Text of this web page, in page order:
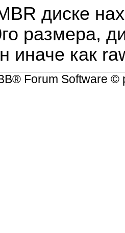
диске
размера,
иначе как
® Forum Software ©